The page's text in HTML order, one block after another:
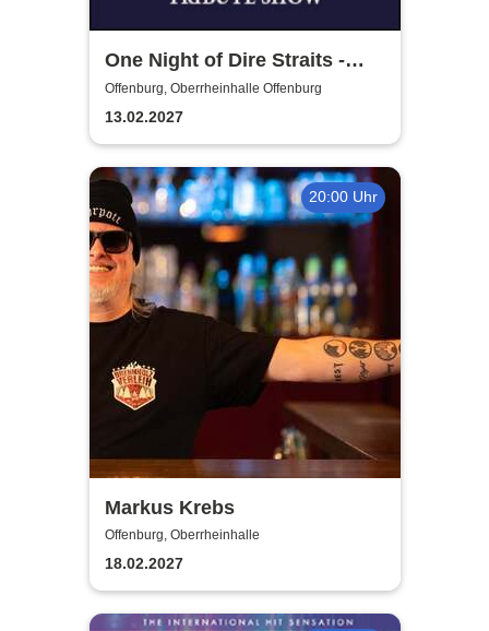
One Night of Dire Straits -
Tribute Show
Offenburg, Oberrheinhalle Offenburg
13.02.2027
20:00 Uhr
Markus Krebs
Offenburg, Oberrheinhalle
18.02.2027